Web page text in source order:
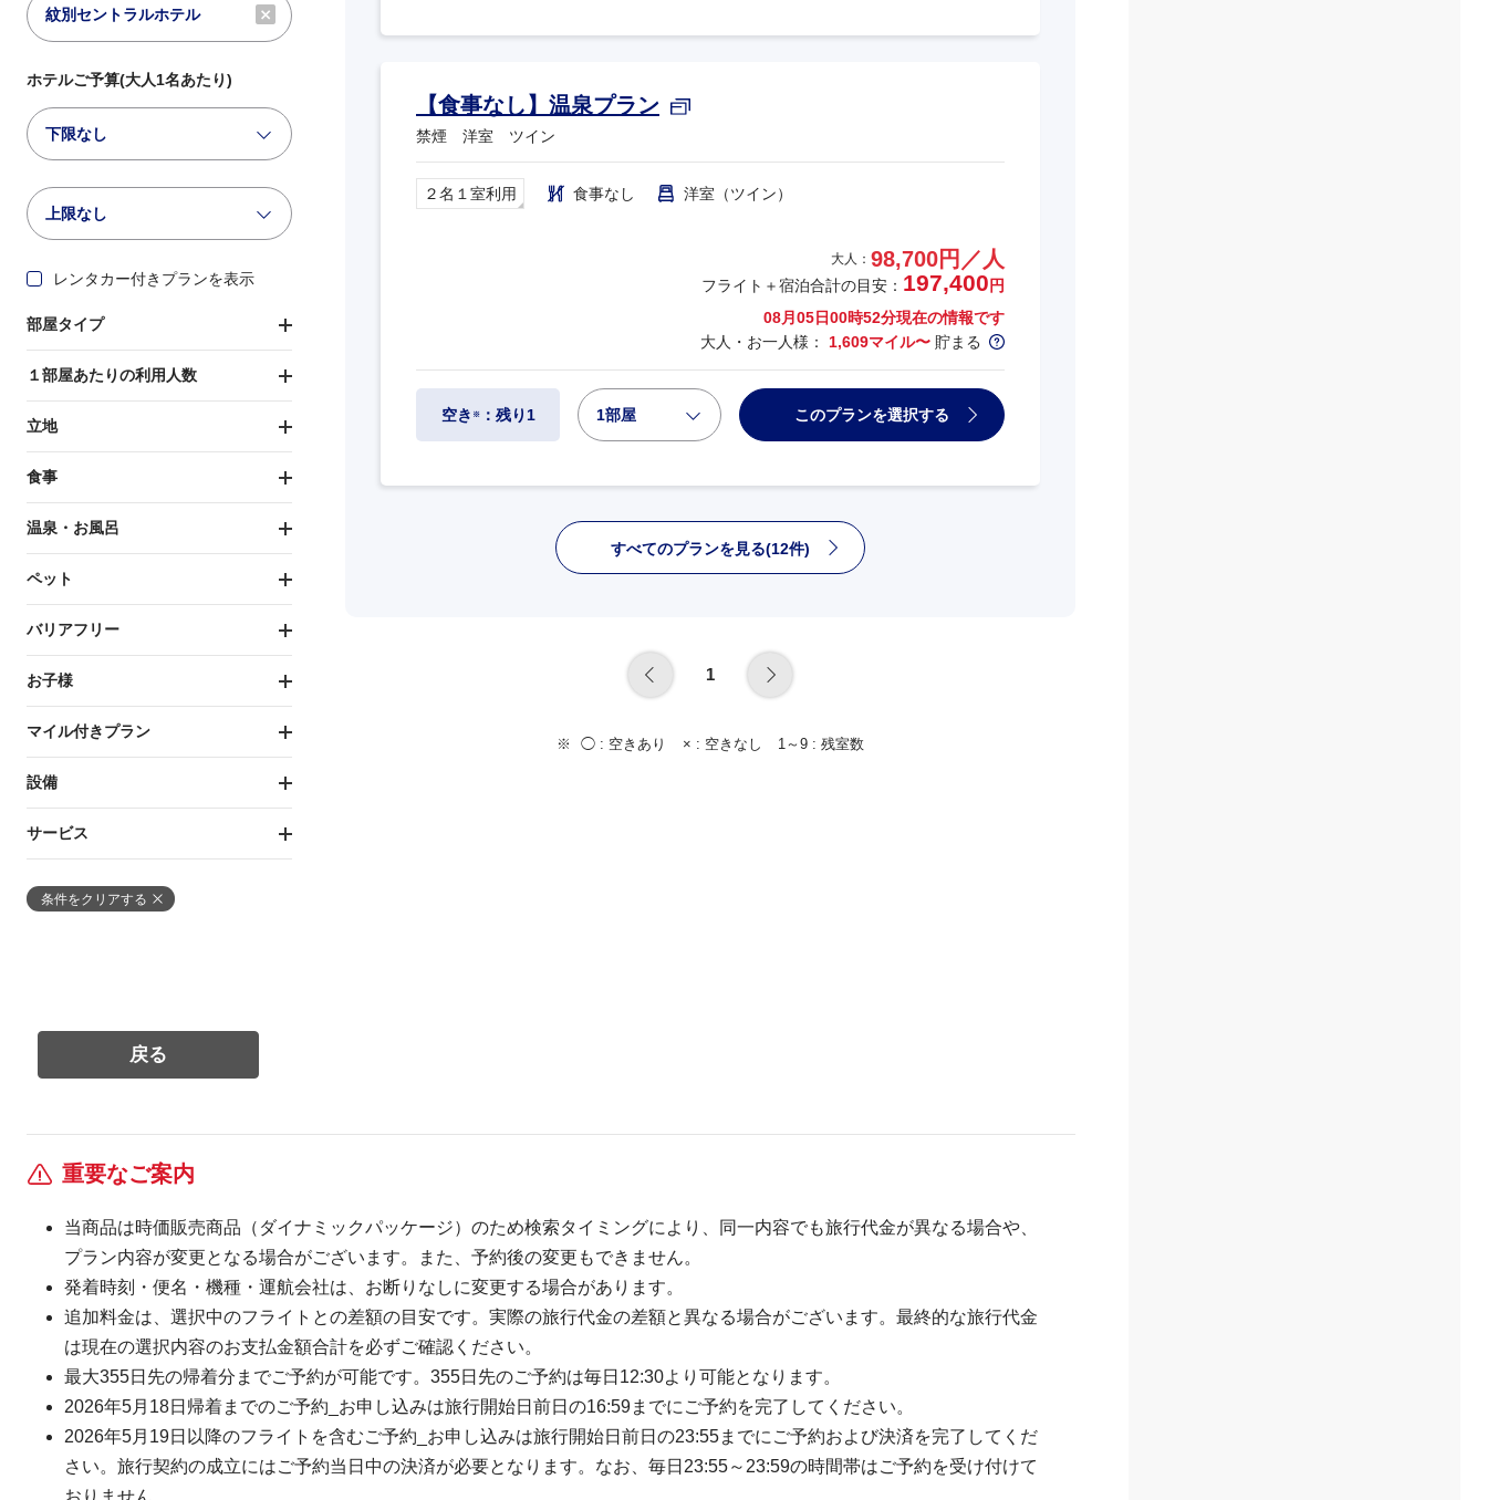
ホテルご予算(大人1名あたり)
下限なし
上限なし
レンタカー付きプランを表示
部屋タイプ
１部屋あたりの利用人数
立地
食事
温泉・お風呂
ペット
バリアフリー
お子様
マイル付きプラン
設備
サービス
条件をクリアする
【食事なし】温泉プラン
禁煙 洋室 ツイン
２名１室利用 食事なし 洋室（ツイン）
大人： 98,700円／人
フライト＋宿泊合計の目安： 197,400 円
08月05日00時52分現在の情報です
大人・お一人様： 1,609マイル〜 貯まる
空き ※：残り1 1部屋 このプランを選択する
すべてのプランを見る(12件)
1
◯ : 空きあり × : 空きなし 1～9 : 残室数
重要なご案内
当商品は時価販売商品（ダイナミックパッケージ）のため検索タイミングにより、同一内容でも旅行代金が異なる場合や、
プラン内容が変更となる場合がございます。また、予約後の変更もできません。
発着時刻・便名・機種・運航会社は、お断りなしに変更する場合があります。
追加料金は、選択中のフライトとの差額の目安です。実際の旅行代金の差額と異なる場合がございます。最終的な旅行代金
は現在の選択内容のお支払金額合計を必ずご確認ください。
最大355日先の帰着分までご予約が可能です。355日先のご予約は毎日12:30より可能となります。
2026年5月18日帰着までのご予約_お申し込みは旅行開始日前日の16:59までにご予約を完了してください。
2026年5月19日以降のフライトを含むご予約_お申し込みは旅行開始日前日の23:55までにご予約および決済を完了してくだ
さい。旅行契約の成立にはご予約当日中の決済が必要となります。なお、毎日23:55～23:59の時間帯はご予約を受け付けて